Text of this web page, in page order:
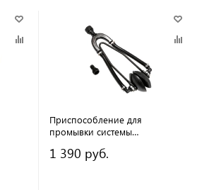
Приспособление для
промывки системы
1 390 руб.